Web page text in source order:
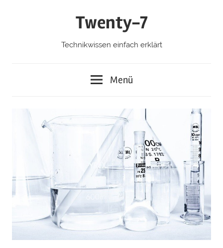
Twenty-7
Technikwissen einfach erklärt
Menü